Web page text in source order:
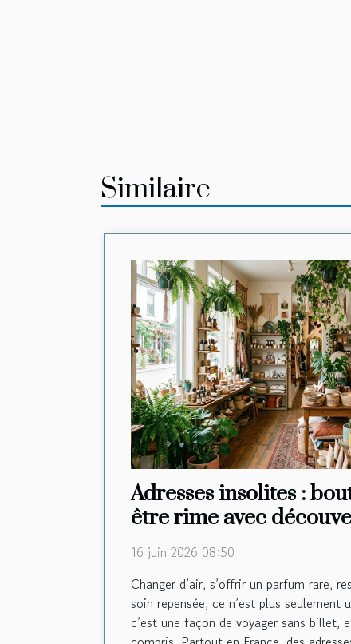
Similaire
Adresses insolites :
être rime avec
16 juin 2026 08:50
Changer d’air, s’offrir un parfum rare,
soin repensée, ce n’est plus seulement
c’est une façon de voyager sans billet,